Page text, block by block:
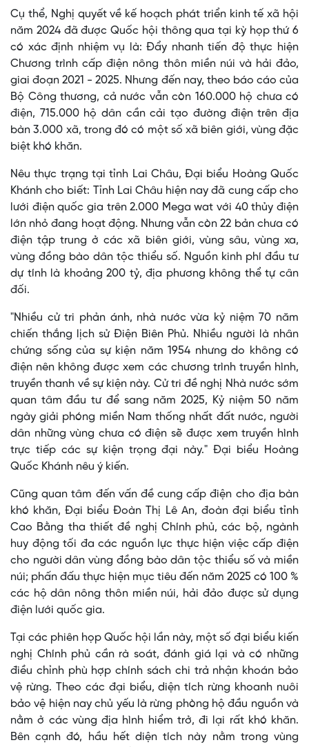
Cụ thể, Nghị quyết về kế hoạch phát triển kinh tế xã hội
năm 2024 đã được Quốc hội thông qua tại kỳ họp thứ 6
có xác định nhiệm vụ là: Đẩy nhanh tiến độ thực hiện
Chương trình cấp điện nông thôn miền núi và hải đảo,
giai đoạn 2021 - 2025. Nhưng đến nay, theo báo cáo của
Bộ Công thương, cả nước vẫn còn 160.000 hộ chưa có
điện, 715.000 hộ dân cần cải tạo đường điện trên địa
bàn 3.000 xã, trong đó có một số xã biên giới, vùng đặc
biệt khó khăn.
Nêu thực trạng tại tỉnh Lai Châu, Đại biểu Hoàng Quốc
Khánh cho biết: Tỉnh Lai Châu hiện nay đã cung cấp cho
lưới điện quốc gia trên 2.000 Mega wat với 40 thủy điện
lớn nhỏ đang hoạt động. Nhưng vẫn còn 22 bản chưa có
điện tập trung ở các xã biên giới, vùng sâu, vùng xa,
vùng đồng bào dân tộc thiểu số. Nguồn kinh phí đầu tư
dự tính là khoảng 200 tỷ, địa phương không thể tự cân
đối.
"Nhiều cử tri phản ánh, nhà nước vừa kỷ niệm 70 năm
chiến thắng lịch sử Điện Biên Phủ. Nhiều người là nhân
chứng sống của sự kiện năm 1954 nhưng do không có
điện nên không được xem các chương trình truyền hình,
truyền thanh về sự kiện này. Cử tri đề nghị Nhà nước sớm
quan tâm đầu tư để sang năm 2025, Kỷ niệm 50 năm
ngày giải phóng miền Nam thống nhất đất nước, người
dân những vùng chưa có điện sẽ được xem truyền hình
trực tiếp các sự kiện trọng đại này." Đại biểu Hoàng
Quốc Khánh nêu ý kiến.
Cũng quan tâm đến vấn đề cung cấp điện cho địa bàn
khó khăn, Đại biểu Đoàn Thị Lê An, đoàn đại biểu tỉnh
Cao Bằng tha thiết đề nghị Chính phủ, các bộ, ngành
huy động tối đa các nguồn lực thực hiện việc cấp điện
cho người dân vùng đồng bào dân tộc thiểu số và miền
núi; phấn đấu thực hiện mục tiêu đến năm 2025 có 100 %
các hộ dân nông thôn miền núi, hải đảo được sử dụng
điện lưới quốc gia.
Tại các phiên họp Quốc hội lần này, một số đại biểu kiến
nghị Chính phủ cần rà soát, đánh giá lại và có những
điều chỉnh phù hợp chính sách chi trả nhận khoán bảo
vệ rừng. Theo các đại biểu, diện tích rừng khoanh nuôi
bảo vệ hiện nay chủ yếu là rừng phòng hộ đầu nguồn và
nằm ở các vùng địa hình hiểm trở, đi lại rất khó khăn.
Bên cạnh đó, hầu hết diện tích này nằm trong vùng